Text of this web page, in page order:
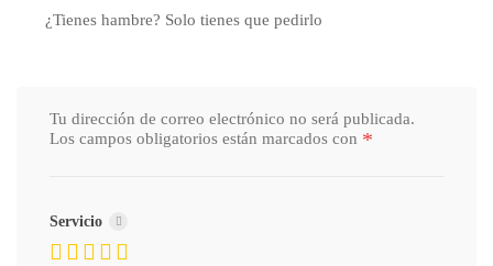
¿Tienes hambre? Solo tienes que pedirlo
Tu dirección de correo electrónico no será publicada.
Los campos obligatorios están marcados con *
Servicio